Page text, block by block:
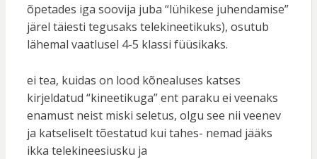
õpetades iga soovija juba “lühikese juhendamise”
järel täiesti tegusaks telekineetikuks), osutub
lähemal vaatlusel 4-5 klassi füüsikaks.
ei tea, kuidas on lood kõnealuses katses
kirjeldatud “kineetikuga” ent paraku ei veenaks
enamust neist miski seletus, olgu see nii veenev
ja katseliselt tõestatud kui tahes- nemad jääks
ikka telekineesiusku ja